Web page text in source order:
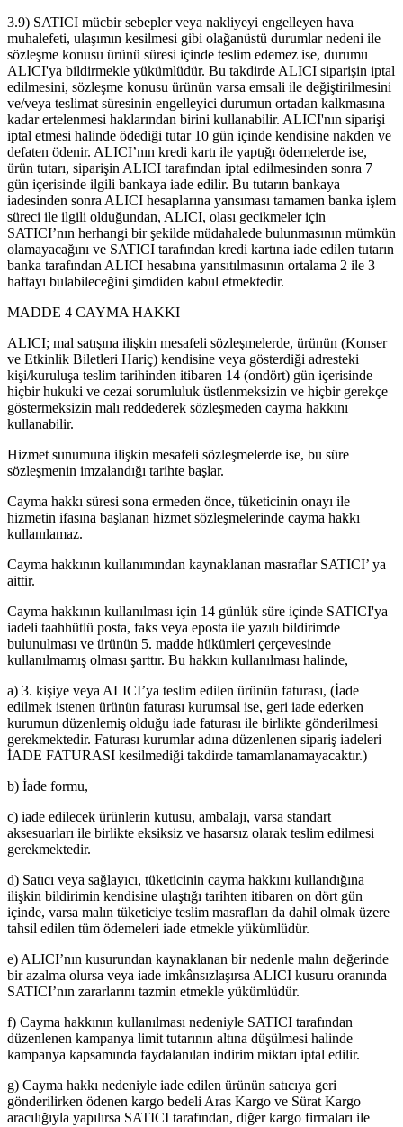
3.9) SATICI mücbir sebepler veya nakliyeyi engelleyen hava
muhalefeti, ulaşımın kesilmesi gibi olağanüstü durumlar nedeni ile
sözleşme konusu ürünü süresi içinde teslim edemez ise, durumu
ALICI'ya bildirmekle yükümlüdür. Bu takdirde ALICI siparişin iptal
edilmesini, sözleşme konusu ürünün varsa emsali ile değiştirilmesini
ve/veya teslimat süresinin engelleyici durumun ortadan kalkmasına
kadar ertelenmesi haklarından birini kullanabilir. ALICI'nın siparişi
iptal etmesi halinde ödediği tutar 10 gün içinde kendisine nakden ve
defaten ödenir. ALICI’nın kredi kartı ile yaptığı ödemelerde ise,
ürün tutarı, siparişin ALICI tarafından iptal edilmesinden sonra 7
gün içerisinde ilgili bankaya iade edilir. Bu tutarın bankaya
iadesinden sonra ALICI hesaplarına yansıması tamamen banka işlem
süreci ile ilgili olduğundan, ALICI, olası gecikmeler için
SATICI’nın herhangi bir şekilde müdahalede bulunmasının mümkün
olamayacağını ve SATICI tarafından kredi kartına iade edilen tutarın
banka tarafından ALICI hesabına yansıtılmasının ortalama 2 ile 3
haftayı bulabileceğini şimdiden kabul etmektedir.
MADDE 4 CAYMA HAKKI
ALICI; mal satışına ilişkin mesafeli sözleşmelerde, ürünün (Konser
ve Etkinlik Biletleri Hariç) kendisine veya gösterdiği adresteki
kişi/kuruluşa teslim tarihinden itibaren 14 (ondört) gün içerisinde
hiçbir hukuki ve cezai sorumluluk üstlenmeksizin ve hiçbir gerekçe
göstermeksizin malı reddederek sözleşmeden cayma hakkını
kullanabilir.
Hizmet sunumuna ilişkin mesafeli sözleşmelerde ise, bu süre
sözleşmenin imzalandığı tarihte başlar.
Cayma hakkı süresi sona ermeden önce, tüketicinin onayı ile
hizmetin ifasına başlanan hizmet sözleşmelerinde cayma hakkı
kullanılamaz.
Cayma hakkının kullanımından kaynaklanan masraflar SATICI’ ya
aittir.
Cayma hakkının kullanılması için 14 günlük süre içinde SATICI'ya
iadeli taahhütlü posta, faks veya eposta ile yazılı bildirimde
bulunulması ve ürünün 5. madde hükümleri çerçevesinde
kullanılmamış olması şarttır. Bu hakkın kullanılması halinde,
a) 3. kişiye veya ALICI’ya teslim edilen ürünün faturası, (İade
edilmek istenen ürünün faturası kurumsal ise, geri iade ederken
kurumun düzenlemiş olduğu iade faturası ile birlikte gönderilmesi
gerekmektedir. Faturası kurumlar adına düzenlenen sipariş iadeleri
İADE FATURASI kesilmediği takdirde tamamlanamayacaktır.)
b) İade formu,
c) iade edilecek ürünlerin kutusu, ambalajı, varsa standart
aksesuarları ile birlikte eksiksiz ve hasarsız olarak teslim edilmesi
gerekmektedir.
d) Satıcı veya sağlayıcı, tüketicinin cayma hakkını kullandığına
ilişkin bildirimin kendisine ulaştığı tarihten itibaren on dört gün
içinde, varsa malın tüketiciye teslim masrafları da dahil olmak üzere
tahsil edilen tüm ödemeleri iade etmekle yükümlüdür.
e) ALICI’nın kusurundan kaynaklanan bir nedenle malın değerinde
bir azalma olursa veya iade imkânsızlaşırsa ALICI kusuru oranında
SATICI’nın zararlarını tazmin etmekle yükümlüdür.
f) Cayma hakkının kullanılması nedeniyle SATICI tarafından
düzenlenen kampanya limit tutarının altına düşülmesi halinde
kampanya kapsamında faydalanılan indirim miktarı iptal edilir.
g) Cayma hakkı nedeniyle iade edilen ürünün satıcıya geri
gönderilirken ödenen kargo bedeli Aras Kargo ve Sürat Kargo
aracılığıyla yapılırsa SATICI tarafından, diğer kargo firmaları ile